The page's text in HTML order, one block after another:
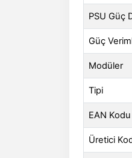
PSU Güç
Güç
Modüler
Tipi
EAN Kodu
Üretici